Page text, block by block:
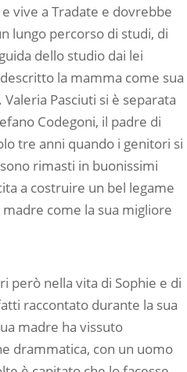
vive a Tradate e dovrebbe
lungo percorso di studi, di
dello studio dai lei
la mamma come sua
Pasciuti si è separata
Codegoni, il padre di
tre anni quando i genitori si
rimasti in buonissimi
a costruire un bel legame
come la sua migliore
però nella vita di Sophie e di
raccontato durante la sua
madre ha vissuto
drammatica, con un uomo